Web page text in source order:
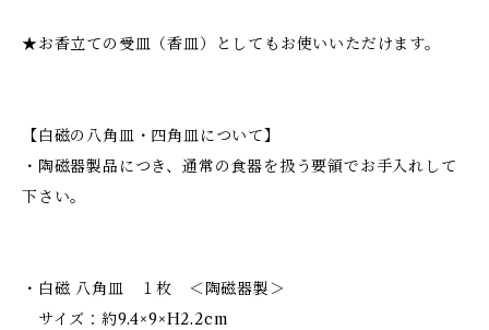
★お香立ての受皿（香皿）としてもお使いいただけます。
【白磁の八角皿・四角皿について】
・陶磁器製品につき、通常の食器を扱う要領でお手入れして
下さい。
・白磁 八角皿 １枚 ＜陶磁器製＞
サイズ：約9.4×9×H2.2cm